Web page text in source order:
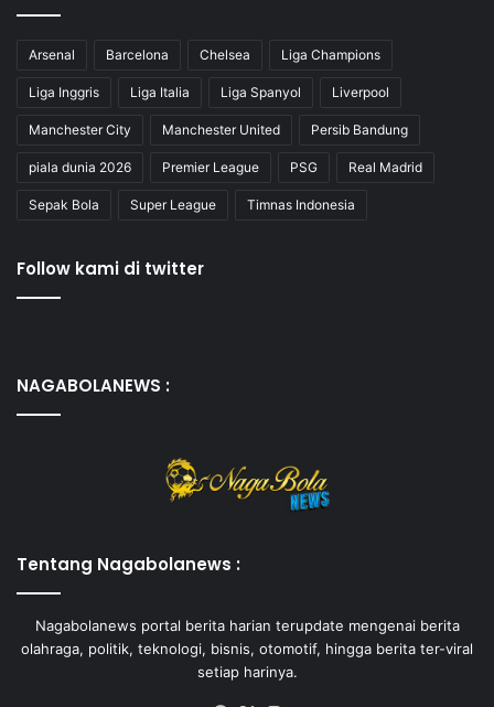
Arsenal Barcelona Chelsea Liga Champions
Liga Inggris Liga Italia Liga Spanyol Liverpool
Manchester City Manchester United Persib Bandung
piala dunia 2026 Premier League PSG Real Madrid
Sepak Bola Super League Timnas Indonesia
Follow kami di twitter
NAGABOLANEWS :
Tentang Nagabolanews :
Nagabolanews portal berita harian terupdate mengenai berita
olahraga, politik, teknologi, bisnis, otomotif, hingga berita ter-viral
setiap harinya.